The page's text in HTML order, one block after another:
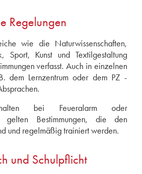
Regelungen
wie die Naturwissenschaften,
Sport, Kunst und Textilgestaltung
verfasst. Auch in einzelnen
dem Lernzentrum oder dem PZ -
bei Feueralarm oder
gelten Bestimmungen, die den
und regelmäßig trainiert werden.
und Schulpflicht